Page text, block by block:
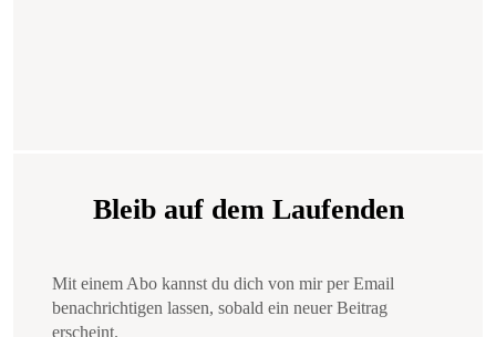
Bleib auf dem Laufenden
Mit einem Abo kannst du dich von mir per Email
benachrichtigen lassen, sobald ein neuer Beitrag
erscheint.